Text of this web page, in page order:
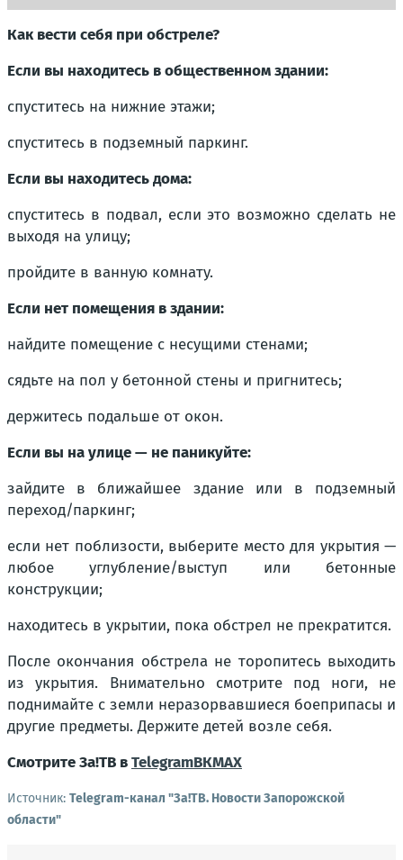
Как вести себя при обстреле?
Если вы находитесь в общественном здании:
спуститесь на нижние этажи;
спуститесь в подземный паркинг.
Если вы находитесь дома:
спуститесь в подвал, если это возможно сделать не
выходя на улицу;
пройдите в ванную комнату.
Если нет помещения в здании:
найдите помещение с несущими стенами;
сядьте на пол у бетонной стены и пригнитесь;
держитесь подальше от окон.
Если вы на улице — не паникуйте:
зайдите в ближайшее здание или в подземный
переход/паркинг;
если нет поблизости, выберите место для укрытия —
любое углубление/выступ или бетонные
конструкции;
находитесь в укрытии, пока обстрел не прекратится.
После окончания обстрела не торопитесь выходить
из укрытия. Внимательно смотрите под ноги, не
поднимайте с земли неразорвавшиеся боеприпасы и
другие предметы. Держите детей возле себя.
Смотрите За!ТВ вTelegramВКMAX
Источник: Telegram-канал "Зa!ТВ. Новости Запорожской
области"